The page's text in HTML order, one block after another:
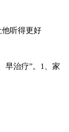
听得更好
早治疗”。1、家